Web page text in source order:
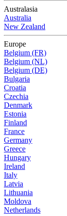
Australasia
Australia
New Zealand
Europe
Belgium (FR)
Belgium (NL)
Belgium (DE)
Bulgaria
Croatia
Czechia
Denmark
Estonia
Finland
France
Germany
Greece
Hungary
Ireland
Italy
Latvia
Lithuania
Moldova
Netherlands